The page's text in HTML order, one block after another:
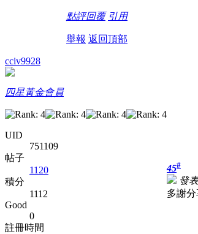
點評回覆 引用
舉報 返回頂部
cciv9928
四星黃金會員
UID
751109
帖子
1120
積分
1112
Good
0
註冊時間
45#
發
多謝